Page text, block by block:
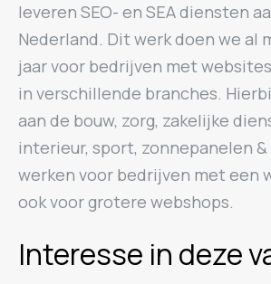
leveren SEO- en SEA diensten
Nederland. Dit werk doen we al
jaar voor bedrijven met
in verschillende branches.
aan de bouw, zorg, zakelijke
interieur, sport, zonnepanelen &
werken voor bedrijven met een
ook voor grotere webshops.
Interesse in deze